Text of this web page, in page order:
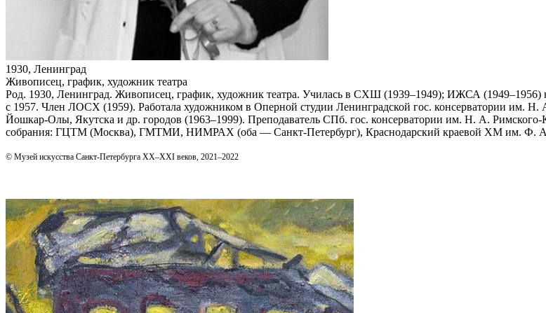
1930, Ленинград
Живописец, график, художник театра
Род. 1930, Ленинград. Живописец, график, художник театра. Училась в СХШ (1939–1949); ИЖСА
с 1957. Член ЛОСХ (1959). Работала художником в Оперной студии Ленинградской гос. консерватории им. Н.
Йошкар-Олы, Якутска и др. городов (1963–1999). Преподаватель СПб. гос. консерватории им. Н. А. Римского-
собрания: ГЦТМ (Москва), ГМТМИ, НИМРАХ (оба — Санкт‑Петербург), Краснодарский краевой ХМ им. Ф.
© Музей искусства Санкт-Петербурга XX–XXI веков, 2021–2022